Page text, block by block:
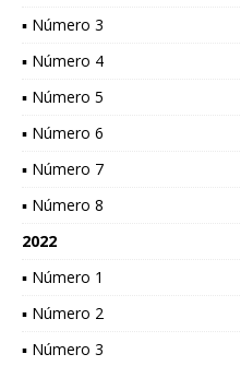
▪ Número 3
▪ Número 4
▪ Número 5
▪ Número 6
▪ Número 7
▪ Número 8
2022
▪ Número 1
▪ Número 2
▪ Número 3